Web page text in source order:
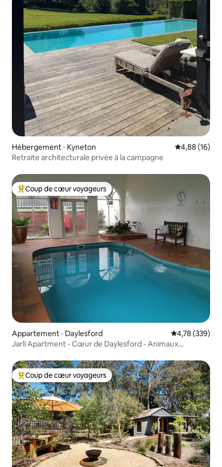
Hébergement ⋅ Kyneton Évaluation
4,88 (16)
Retraite architecturale privée à la campagne
Coups de cœur voyageurs les plus appréciés
Coup de cœur voyageurs
Appartement ⋅ Daylesford Évaluation
4,78 (339)
Jarli Apartment - Cœur de Daylesford - Animaux
Coups de cœur voyageurs les plus appréciés
Coup de cœur voyageurs